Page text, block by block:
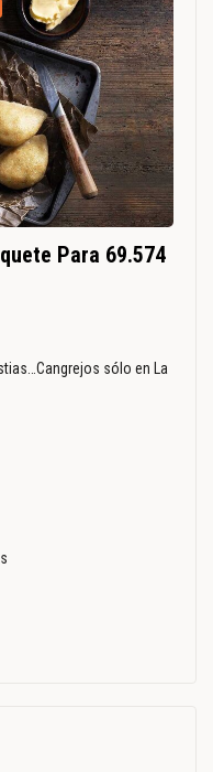
Para 69.574
sólo en La